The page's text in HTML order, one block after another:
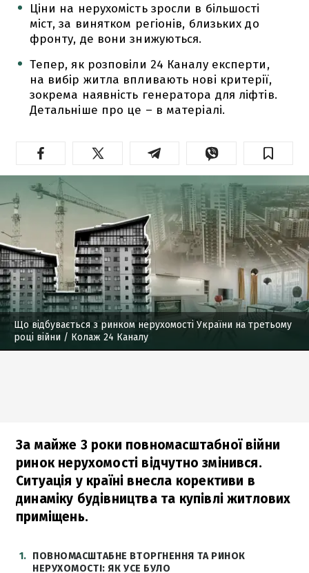
Ціни на нерухомість зросли в більшості
міст, за винятком регіонів, близьких до
фронту, де вони знижуються.
Тепер, як розповіли 24 Каналу експерти,
на вибір житла впливають нові критерії,
зокрема наявність генератора для ліфтів.
Детальніше про це – в матеріалі.
Що відбувається з ринком нерухомості України на третьому
році війни / Колаж 24 Каналу
За майже 3 роки повномасштабної війни
ринок нерухомості відчутно змінився.
Ситуація у країні внесла корективи в
динаміку будівництва та купівлі житлових
приміщень.
1
ПОВНОМАСШТАБНЕ ВТОРГНЕННЯ ТА РИНОК
НЕРУХОМОСТІ: ЯК УСЕ БУЛО